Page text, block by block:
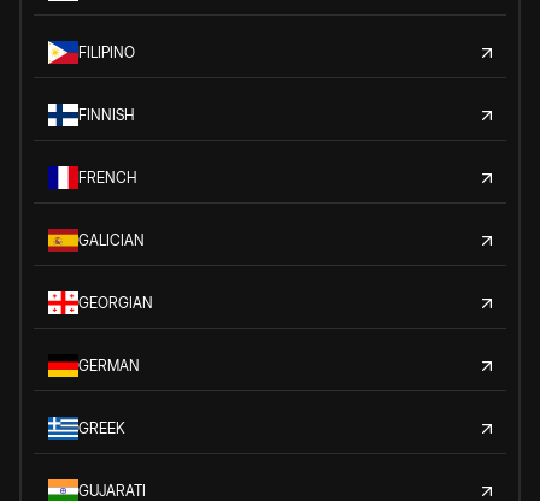
FILIPINO
FINNISH
FRENCH
GALICIAN
GEORGIAN
GERMAN
GREEK
GUJARATI